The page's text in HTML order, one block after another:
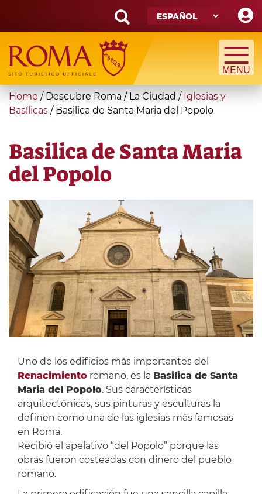
main
content
Search
form
Búsqueda
You
are
Home / Descubre Roma / La Ciudad / Iglesias y
Basílicas / Basilica de Santa Maria del Popolo
Basilica de Santa Maria
del Popolo
Uno de los edificios más importantes del
Renacimientoromano, es la Basilica de Santa
Maria del Popolo. Sus características
arquitectónicas, sus pinturas y esculturas la
definen como una de las iglesias más famosas
en Roma.
Recibió el apelativo “del Popolo” porque las
obras fueron costeadas con dinero del pueblo
romano.